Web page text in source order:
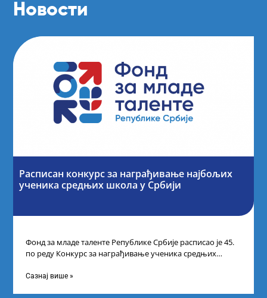
Новости
Расписан конкурс за награђивање најбољих
ученика средњих школа у Србији
Фонд за младе таленте Републике Србије расписао је 45.
по реду Конкурс за награђивање ученика средњих
Сазнај више »